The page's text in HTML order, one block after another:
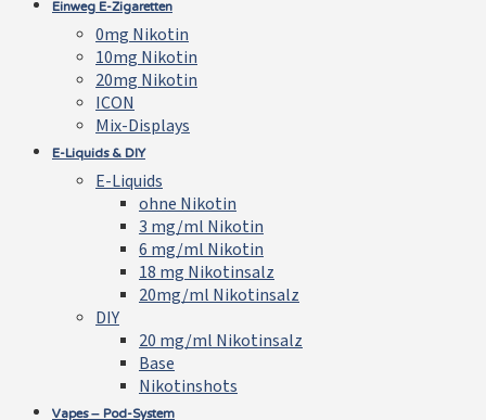
Einweg E-Zigaretten
0mg Nikotin
10mg Nikotin
20mg Nikotin
ICON
Mix-Displays
E-Liquids & DIY
E-Liquids
ohne Nikotin
3 mg/ml Nikotin
6 mg/ml Nikotin
18 mg Nikotinsalz
20mg/ml Nikotinsalz
DIY
20 mg/ml Nikotinsalz
Base
Nikotinshots